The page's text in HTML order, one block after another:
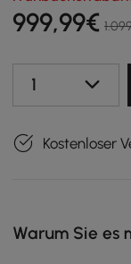
999,99€
1
Kostenloser
Warum Sie es